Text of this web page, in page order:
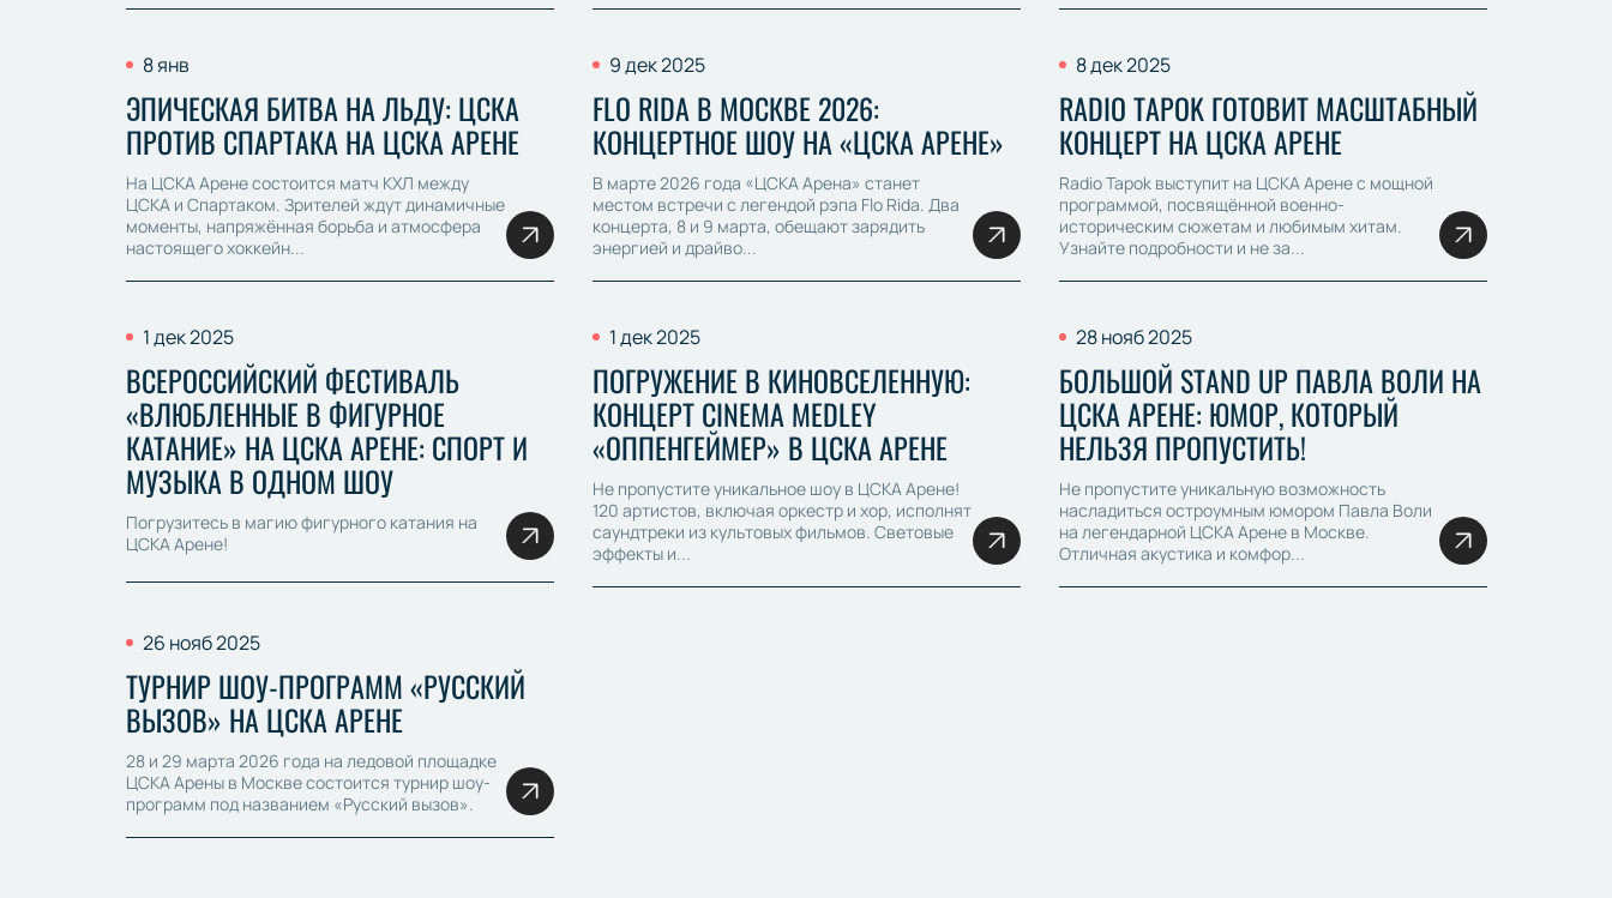
8 янв
ЭПИЧЕСКАЯ БИТВА НА ЛЬДУ: ЦСКА
ПРОТИВ СПАРТАКА НА ЦСКА АРЕНЕ
На ЦСКА Арене состоится матч КХЛ между
ЦСКА и Спартаком. Зрителей ждут динамичные
моменты, напряжённая борьба и атмосфера
настоящего хоккейн...
9 дек 2025
FLO RIDA В МОСКВЕ 2026:
КОНЦЕРТНОЕ ШОУ НА «ЦСКА АРЕНЕ»
В марте 2026 года «ЦСКА Арена» станет
местом встречи с легендой рэпа Flo Rida. Два
концерта, 8 и 9 марта, обещают зарядить
энергией и драйво...
8 дек 2025
RADIO TAPOK ГОТОВИТ МАСШТАБНЫЙ
КОНЦЕРТ НА ЦСКА АРЕНЕ
Radio Tapok выступит на ЦСКА Арене с мощной
программой, посвящённой военно-
историческим сюжетам и любимым хитам.
Узнайте подробности и не за...
1 дек 2025
ВСЕРОССИЙСКИЙ ФЕСТИВАЛЬ
«ВЛЮБЛЕННЫЕ В ФИГУРНОЕ
КАТАНИЕ» НА ЦСКА АРЕНЕ: СПОРТ И
МУЗЫКА В ОДНОМ ШОУ
Погрузитесь в магию фигурного катания на
ЦСКА Арене!
1 дек 2025
ПОГРУЖЕНИЕ В КИНОВСЕЛЕННУЮ:
КОНЦЕРТ CINEMA MEDLEY
«ОППЕНГЕЙМЕР» В ЦСКА АРЕНЕ
Не пропустите уникальное шоу в ЦСКА Арене!
120 артистов, включая оркестр и хор, исполнят
саундтреки из культовых фильмов. Световые
эффекты и...
28 нояб 2025
БОЛЬШОЙ STAND UP ПАВЛА ВОЛИ НА
ЦСКА АРЕНЕ: ЮМОР, КОТОРЫЙ
НЕЛЬЗЯ ПРОПУСТИТЬ!
Не пропустите уникальную возможность
насладиться остроумным юмором Павла Воли
на легендарной ЦСКА Арене в Москве.
Отличная акустика и комфор...
26 нояб 2025
ТУРНИР ШОУ-ПРОГРАММ «РУССКИЙ
ВЫЗОВ» НА ЦСКА АРЕНЕ
28 и 29 марта 2026 года на ледовой площадке
ЦСКА Арены в Москве состоится турнир шоу-
программ под названием «Русский вызов».